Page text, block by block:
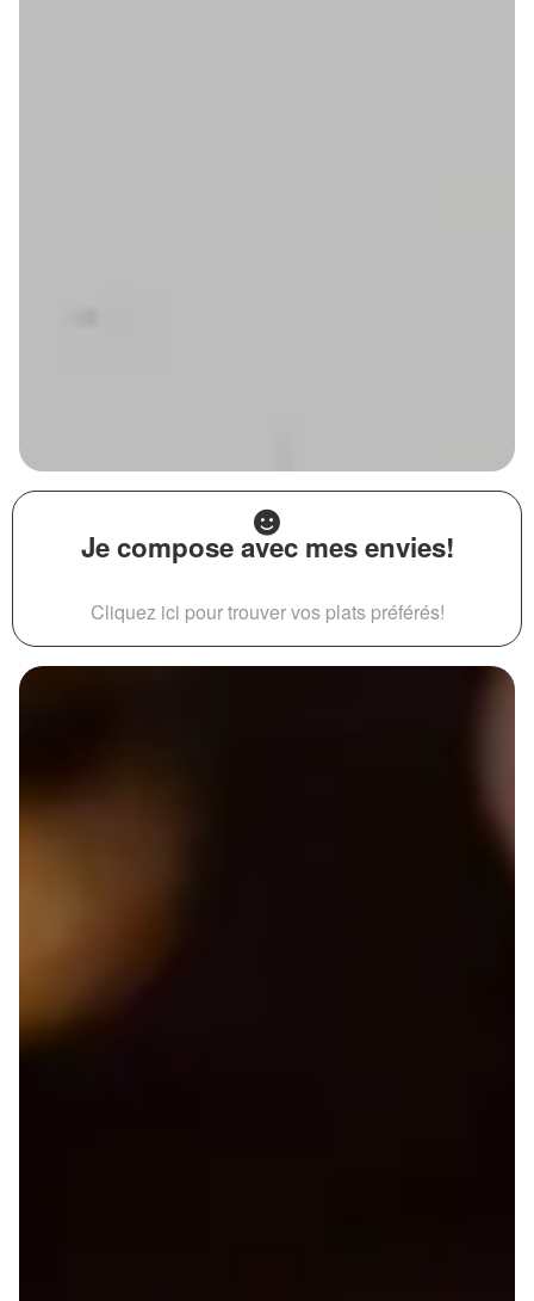
Je compose avec mes envies!
Cliquez ici pour trouver vos plats préférés!